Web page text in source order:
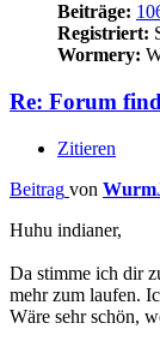
Beiträge:
Registriert:
Wormery:
Re: Forum
Zitieren
Beitrag von
Huhu indianer,
Da stimme ich dir
mehr zum laufen.
Wäre sehr schön,